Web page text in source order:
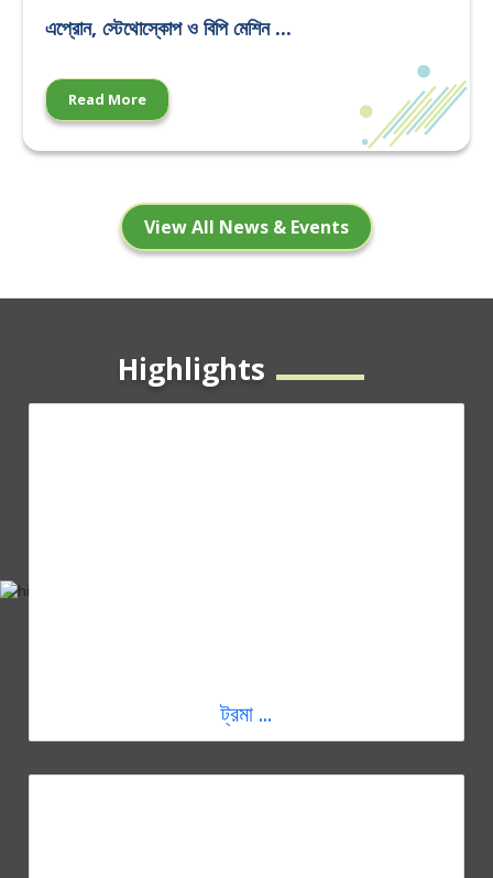
এপ্রোন, স্টেথোস্কোপ ও বিপি মেশিন ...
Read More
View All News & Events
Highlights
ট্রমা ...